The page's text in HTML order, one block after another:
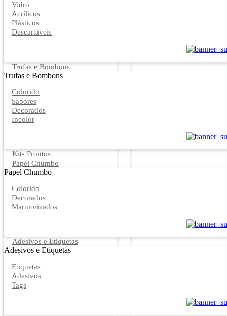
Vidro
Acrílicos
Plásticos
Descartáveis
Trufas e Bombons
Trufas e Bombons
Colorido
Sabores
Decorados
Incolor
Kits Prontos
Papel Chumbo
Papel Chumbo
Colorido
Decorados
Marmorizados
Adesivos e Etiquetas
Adesivos e Etiquetas
Etiquetas
Adesivos
Tags